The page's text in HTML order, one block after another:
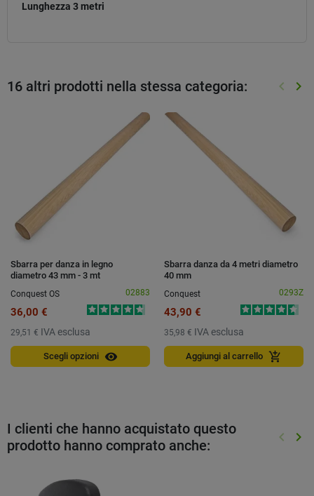
Lunghezza 3 metri
16 altri prodotti nella stessa categoria: keyboard_arrow_left keyboard_arrow_right
Sbarra per danza in legno
diametro 43 mm - 3 mt
Conquest OS
02883
36,00 €
29,51 € IVA esclusa
Scegli opzioni visibility
Sbarra danza da 4 metri diametro
40 mm
Conquest
0293Z
43,90 €
35,98 € IVA esclusa
Aggiungi al carrello add_shopping_cart
I clienti che hanno acquistato questo
prodotto hanno comprato anche:
keyboard_arrow_left keyboard_arrow_right